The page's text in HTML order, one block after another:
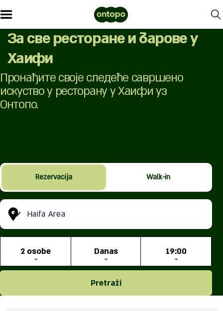
За све ресторане и барове у
Хаифи
Пронађите своје следеће савршено
искуство у ресторану у Хаифи уз
Онтопо.
Rezervacija Walk-in
Haifa Area
2 osobe Danas 19:00
Pretraži